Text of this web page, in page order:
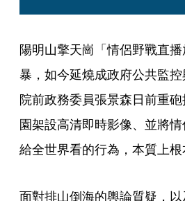
陽明山擎天崗「情侶野戰直
暴，如今延燒成政府公共監
院前政務委員張景森日前重
園架設高清即時影像、並將
給全世界看的行為，本質上
面對排山倒海的輿論質疑，